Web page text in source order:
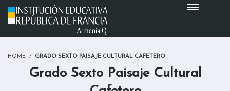
HOME GRADO SEXTO PAISAJE CULTURAL CAFETERO
Grado Sexto Paisaje Cultural